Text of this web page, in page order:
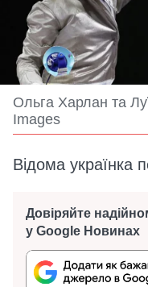
Ольга Харлан та
Images
Відома українка
Довіряйте
у Google Новинах